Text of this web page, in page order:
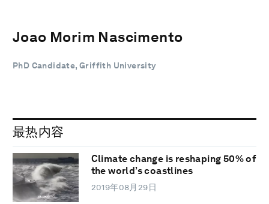
Joao Morim Nascimento
PhD Candidate, Griffith University
最热内容
Climate change is reshaping 50% of
the world’s coastlines
2019年08月29日